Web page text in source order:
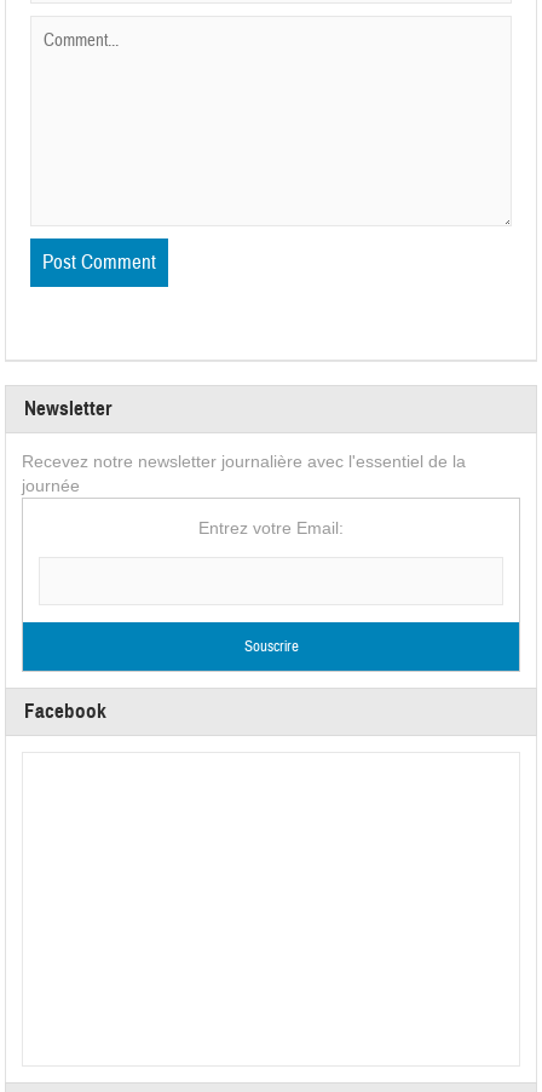
Newsletter
Recevez notre newsletter journalière avec l'essentiel de la
journée
Entrez votre Email:
Facebook